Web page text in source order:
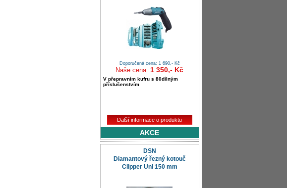
Doporučená cena: 1 690,- Kč
Naše cena: 1 350,- Kč
V přepravním kufru s 80dílným
příslušenstvím
Další informace o produktu
AKCE
DSN
Diamantový řezný kotouč
Clipper Uni 150 mm